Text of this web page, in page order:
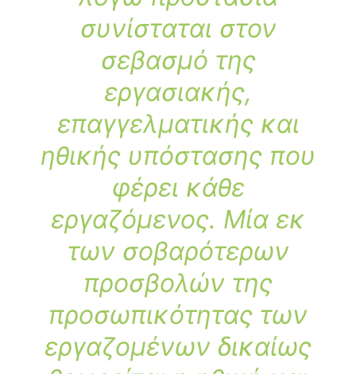
συνίσταται στον
σεβασμό της
εργασιακής,
επαγγελματικής και
ηθικής υπόστασης που
φέρει κάθε
εργαζόμενος. Μία εκ
των σοβαρότερων
προσβολών της
προσωπικότητας των
εργαζομένων δικαίως